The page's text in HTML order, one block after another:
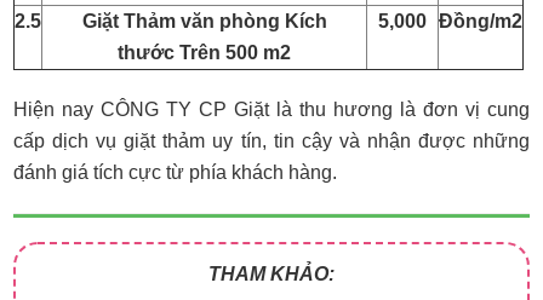
2.5
Giặt Thảm văn phòng Kích
thước Trên 500 m2
5,000 Đồng/m2
Hiện nay CÔNG TY CP Giặt là thu hương là đơn vị cung
cấp dịch vụ giặt thảm uy tín, tin cậy và nhận được những
đánh giá tích cực từ phía khách hàng.
THAM KHẢO: